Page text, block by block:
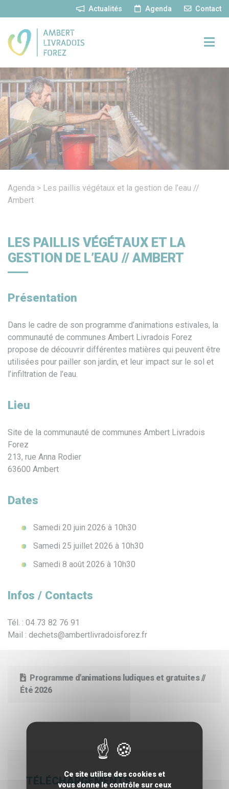
Actualités Agenda Contact
Agenda > Les paillis végétaux et la gestion de l’eau //
Ambert
LES PAILLIS VÉGÉTAUX ET LA
GESTION DE L’EAU // AMBERT
Présentation
Dans le cadre de son programme d’animations estivales, la
communauté de communes Ambert Livradois Forez
propose de découvrir différentes matières qui peuvent être
utilisées pour pailler son jardin, et leur impact sur le sol et
l’infiltration de l’eau.
Lieu
Site de la communauté de communes Ambert Livradois
Forez
213, rue Anna Rodier
63600 Ambert
Dates
Samedi 20 juin 2026 à 10h30
Samedi 25 juillet 2026 à 10h30
Samedi 8 août 2026 à 10h30
Infos / Contacts
Tél. : 04 73 82 76 91
Mail : dechets@ambertlivradoisforez.fr
Programme d'animations ludiques et gratuites //
Été 2026
TÉLÉCHARGEMENTS
Panneau de gestion des cookies
Ce site utilise des cookies et
vous donne le contrôle sur ceux